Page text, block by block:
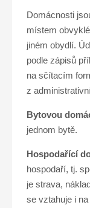
Domácnosti
místem
jiném obydlí.
podle zápisů
na sčítacím
z
Bytovou
jednom bytě.
Hospodařící
hospodaří, tj.
je strava,
se vztahuje i